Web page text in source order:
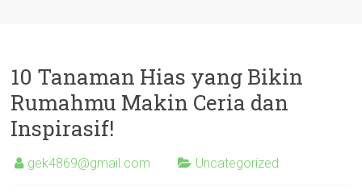
10 Tanaman Hias yang Bikin
Rumahmu Makin Ceria dan
Inspirasif!
gek4869@gmail.com Uncategorized